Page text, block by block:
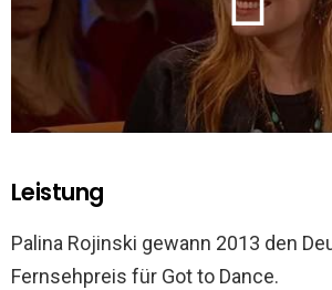
Leistung
Palina Rojinski gewann 2013 den
Fernsehpreis für Got to Dance.